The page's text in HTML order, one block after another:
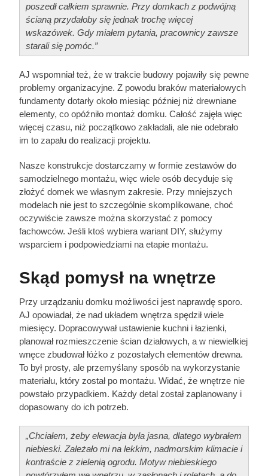
poszedł całkiem sprawnie. Przy domkach z podwójną
ścianą przydałoby się jednak trochę więcej
wskazówek. Gdy miałem pytania, pracownicy zawsze
starali się pomóc.”
AJ wspomniał też, że w trakcie budowy pojawiły się pewne
problemy organizacyjne. Z powodu braków materiałowych
fundamenty dotarły około miesiąc później niż drewniane
elementy, co opóźniło montaż domku. Całość zajęła więc
więcej czasu, niż początkowo zakładali, ale nie odebrało
im to zapału do realizacji projektu.
Nasze konstrukcje dostarczamy w formie zestawów do
samodzielnego montażu, więc wiele osób decyduje się
złożyć domek we własnym zakresie. Przy mniejszych
modelach nie jest to szczególnie skomplikowane, choć
oczywiście zawsze można skorzystać z pomocy
fachowców. Jeśli ktoś wybiera wariant DIY, służymy
wsparciem i podpowiedziami na etapie montażu.
Skąd pomysł na wnętrze
Przy urządzaniu domku możliwości jest naprawdę sporo.
AJ opowiadał, że nad układem wnętrza spędził wiele
miesięcy. Dopracowywał ustawienie kuchni i łazienki,
planował rozmieszczenie ścian działowych, a w niewielkiej
wnęce zbudował łóżko z pozostałych elementów drewna.
To był prosty, ale przemyślany sposób na wykorzystanie
materiału, który został po montażu. Widać, że wnętrze nie
powstało przypadkiem. Każdy detal został zaplanowany i
dopasowany do ich potrzeb.
„Chciałem, żeby elewacja była jasna, dlatego wybrałem
niebieski. Zależało mi na lekkim, nadmorskim klimacie i
kontraście z zielenią ogrodu. Motyw niebieskiego